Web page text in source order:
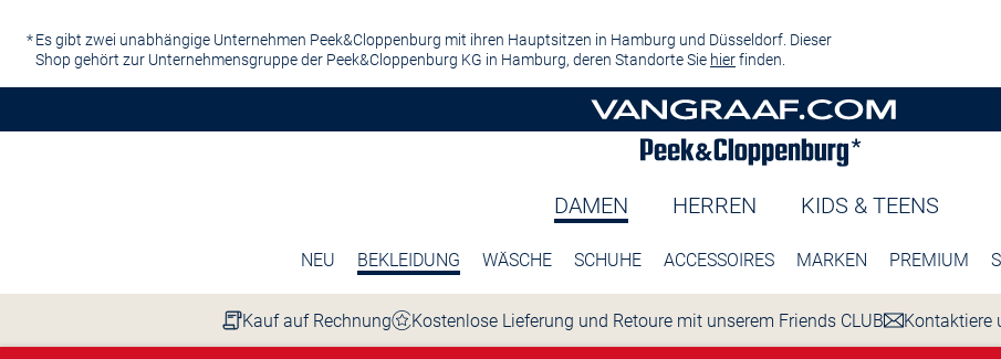
Es gibt zwei unabhängige Unternehmen Peek&Cloppenburg mit ihren Hauptsitzen in Hamburg und Düsseldorf. Dieser
Shop gehört zur Unternehmensgruppe der Peek&Cloppenburg KG in Hamburg, deren Standorte Sie hierfinden.
DAMEN HERREN KIDS & TEENS
NEU BEKLEIDUNG WÄSCHE SCHUHE ACCESSOIRES MARKEN PREMIUM
Kauf auf Rechnung Kostenlose Lieferung und Retoure mit unserem Friends CLUB Kontaktiere